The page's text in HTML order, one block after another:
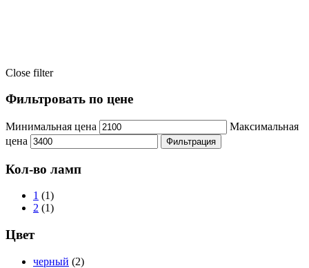
Close filter
Фильтровать по цене
Минимальная цена
Максимальная
цена
Фильтрация
Кол-во ламп
1 (1)
2 (1)
Цвет
черный (2)